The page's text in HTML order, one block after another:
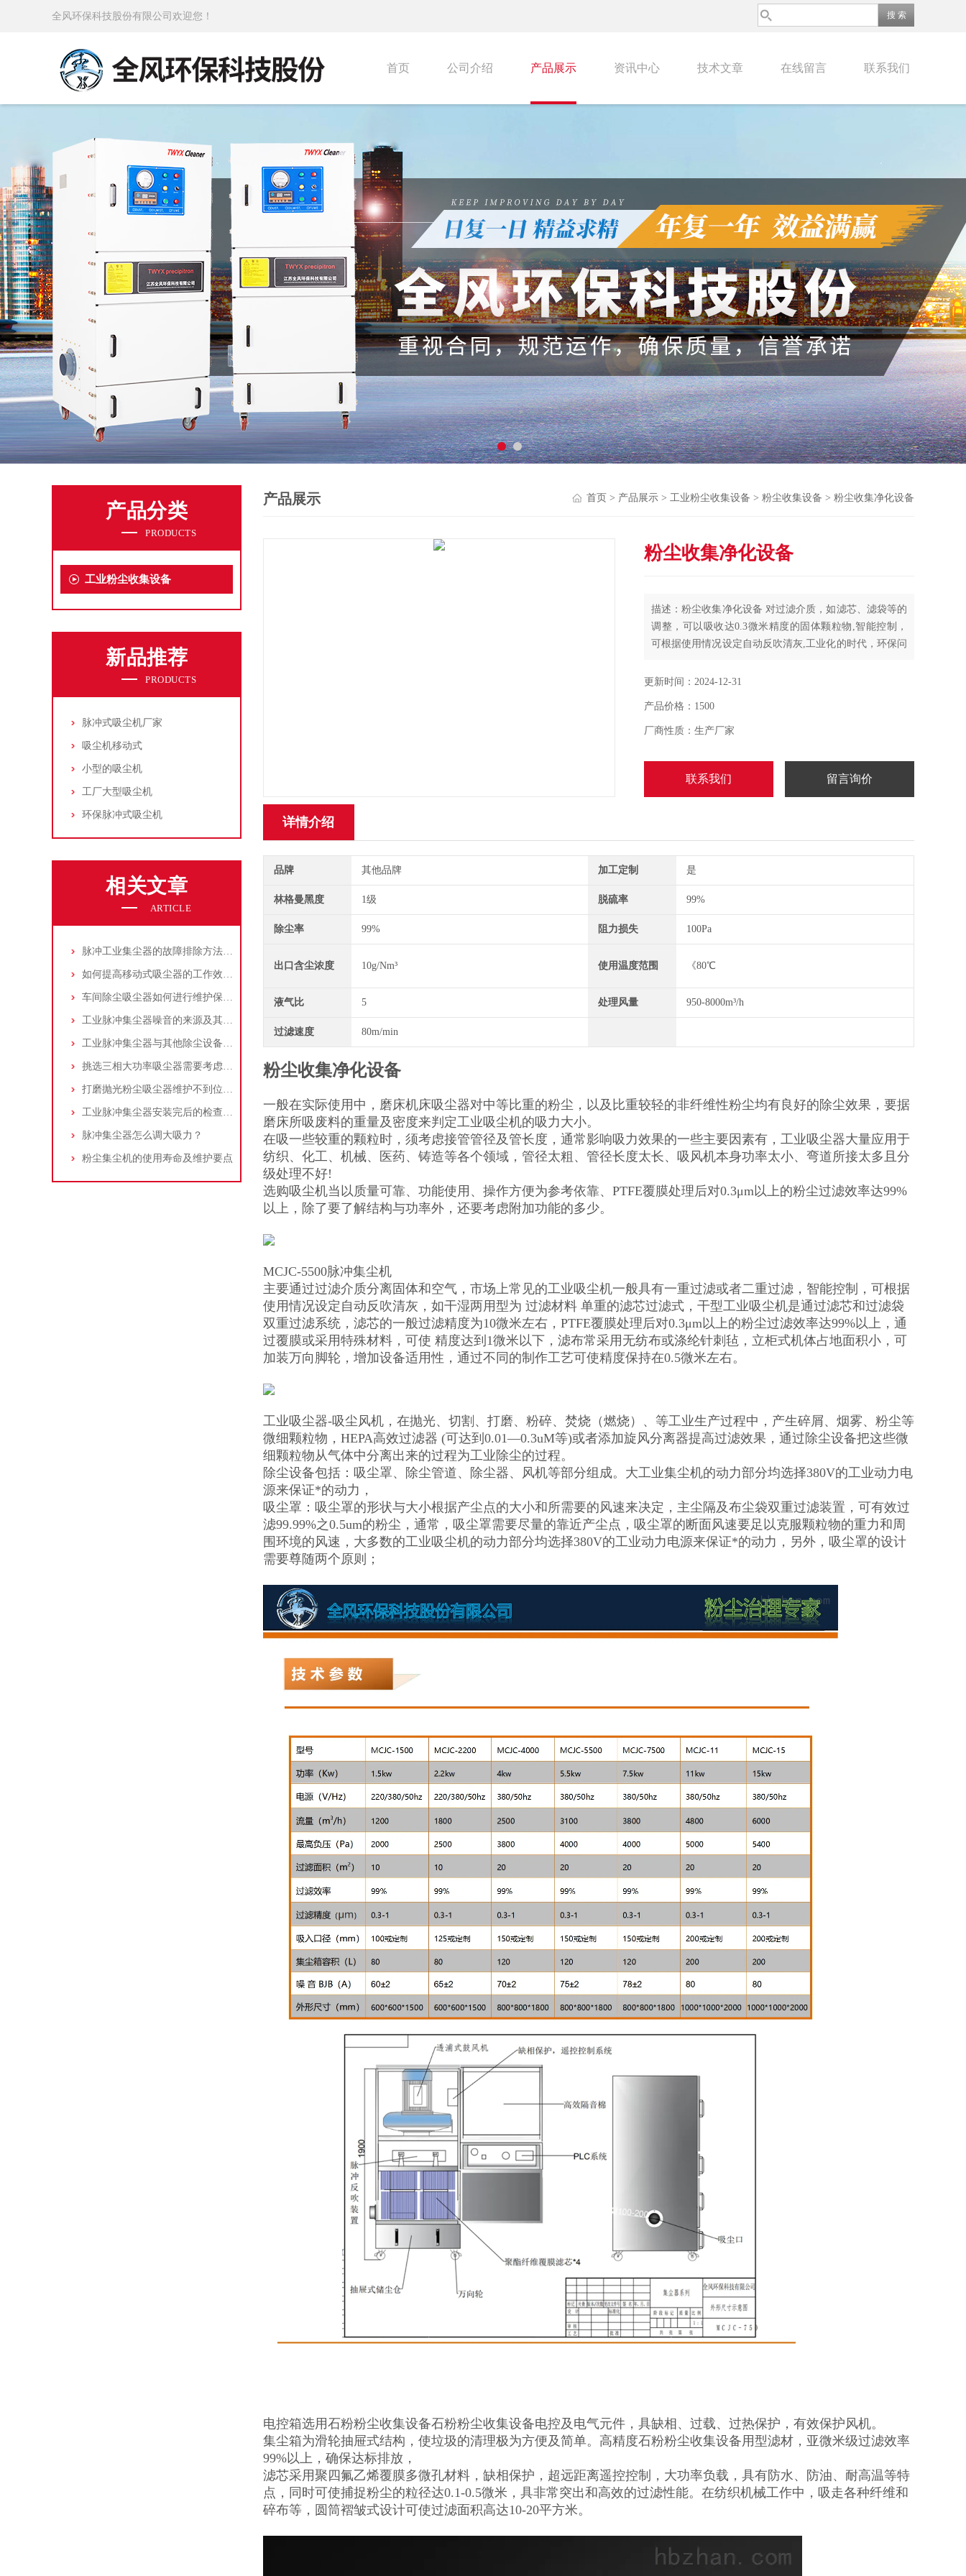
全风环保科技股份有限公司欢迎您！
首页 公司介绍 产品展示 资讯中心 技术文章 在线留言 联系我们
产品分类
PRODUCTS
工业粉尘收集设备
新品推荐
PRODUCTS
脉冲式吸尘机厂家
吸尘机移动式
小型的吸尘机
工厂大型吸尘机
环保脉冲式吸尘机
相关文章
ARTICLE
脉冲工业集尘器的故障排除方法和注意事项
如何提高移动式吸尘器的工作效率？
车间除尘吸尘器如何进行维护保养？
工业脉冲集尘器噪音的来源及其控制策略
工业脉冲集尘器与其他除尘设备的比较
挑选三相大功率吸尘器需要考虑哪些问题？
打磨抛光粉尘吸尘器维护不到位，那是你没有注意这些而已！
工业脉冲集尘器安装完后的检查工作详解
脉冲集尘器怎么调大吸力？
粉尘集尘机的使用寿命及维护要点
产品展示 首页 > 产品展示 > 工业粉尘收集设备 > 粉尘收集设备 > 粉尘收集净化设备
粉尘收集净化设备
描述：粉尘收集净化设备 对过滤介质，如滤芯、滤袋等的
调整，可以吸收达0.3微米精度的固体颗粒物,智能控制，
可根据使用情况设定自动反吹清灰,工业化的时代，环保问
更新时间：2024-12-31
产品价格：1500
厂商性质：生产厂家
联系我们 留言询价
详情介绍
品牌 其他品牌 加工定制 是
林格曼黑度 1级 脱硫率 99%
除尘率 99% 阻力损失 100Pa
出口含尘浓度 10g/Nm³ 使用温度范围 《80℃
液气比 5 处理风量 950-8000m³/h
过滤速度 80m/min
粉尘收集净化设备
一般在实际使用中，磨床机床吸尘器对中等比重的粉尘，以及比重较轻的非纤维性粉尘均有良好的除尘效果，要据
磨床所吸废料的重量及密度来判定工业吸尘机的吸力大小。
在吸一些较重的颗粒时，须考虑接管管径及管长度，通常影响吸力效果的一些主要因素有，工业吸尘器大量应用于
纺织、化工、机械、医药、铸造等各个领域，管径太粗、管径长度太长、吸风机本身功率太小、弯道所接太多且分
级处理不好!
选购吸尘机当以质量可靠、功能使用、操作方便为参考依靠、PTFE覆膜处理后对0.3μm以上的粉尘过滤效率达99%
以上，除了要了解结构与功率外，还要考虑附加功能的多少。
MCJC-5500脉冲集尘机
主要通过过滤介质分离固体和空气，市场上常见的工业吸尘机一般具有一重过滤或者二重过滤，智能控制，可根据
使用情况设定自动反吹清灰，如干湿两用型为 过滤材料 单重的滤芯过滤式，干型工业吸尘机是通过滤芯和过滤袋
双重过滤系统，滤芯的一般过滤精度为10微米左右，PTFE覆膜处理后对0.3μm以上的粉尘过滤效率达99%以上，通
过覆膜或采用特殊材料，可使 精度达到1微米以下，滤布常采用无纺布或涤纶针刺毡，立柜式机体占地面积小，可
加装万向脚轮，增加设备适用性，通过不同的制作工艺可使精度保持在0.5微米左右。
工业吸尘器-吸尘风机，在抛光、切割、打磨、粉碎、焚烧（燃烧）、等工业生产过程中，产生碎屑、烟雾、粉尘等
微细颗粒物，HEPA高效过滤器 (可达到0.01—0.3uM等)或者添加旋风分离器提高过滤效果，通过除尘设备把这些微
细颗粒物从气体中分离出来的过程为工业除尘的过程。
除尘设备包括：吸尘罩、除尘管道、除尘器、风机等部分组成。大工业集尘机的动力部分均选择380V的工业动力电
源来保证*的动力，
吸尘罩：吸尘罩的形状与大小根据产尘点的大小和所需要的风速来决定，主尘隔及布尘袋双重过滤装置，可有效过
滤99.99%之0.5um的粉尘，通常，吸尘罩需要尽量的靠近产尘点，吸尘罩的断面风速要足以克服颗粒物的重力和周
围环境的风速，大多数的工业吸尘机的动力部分均选择380V的工业动力电源来保证*的动力，另外，吸尘罩的设计
需要尊随两个原则；
电控箱选用石粉粉尘收集设备石粉粉尘收集设备电控及电气元件，具缺相、过载、过热保护，有效保护风机。
集尘箱为滑轮抽屉式结构，使垃圾的清理极为方便及简单。高精度石粉粉尘收集设备用型滤材，亚微米级过滤效率
99%以上，确保达标排放，
滤芯采用聚四氟乙烯覆膜多微孔材料，缺相保护，超远距离遥控控制，大功率负载，具有防水、防油、耐高温等特
点，同时可使捕捉粉尘的粒径达0.1-0.5微米，具非常突出和高效的过滤性能。在纺织机械工作中，吸走各种纤维和
碎布等，圆筒褶皱式设计可使过滤面积高达10-20平方米。